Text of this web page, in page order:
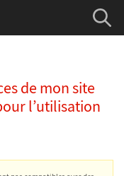
de mon site
l’utilisation